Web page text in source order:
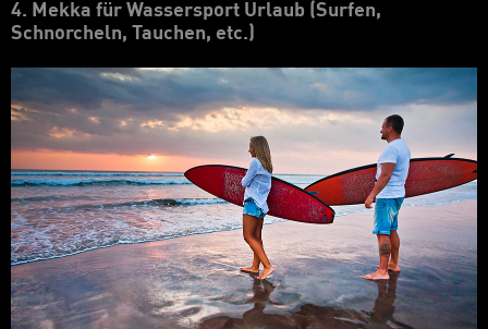
4. Mekka für Wassersport Urlaub (Surfen,
Schnorcheln, Tauchen, etc.)